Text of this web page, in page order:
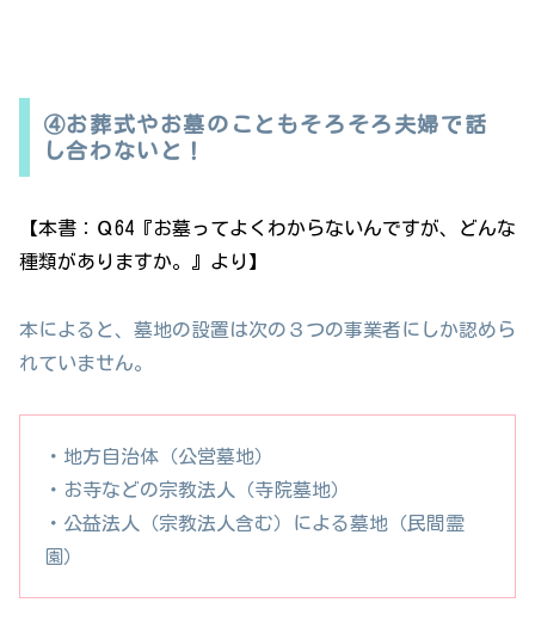
④お葬式やお墓のこともそろそろ夫婦で話
し合わないと！
【本書：Ｑ64『お墓ってよくわからないんですが、どんな
種類がありますか。』より】
本によると、墓地の設置は次の３つの事業者にしか認めら
れていません。
・地方自治体（公営墓地）
・お寺などの宗教法人（寺院墓地）
・公益法人（宗教法人含む）による墓地（民間霊
園）